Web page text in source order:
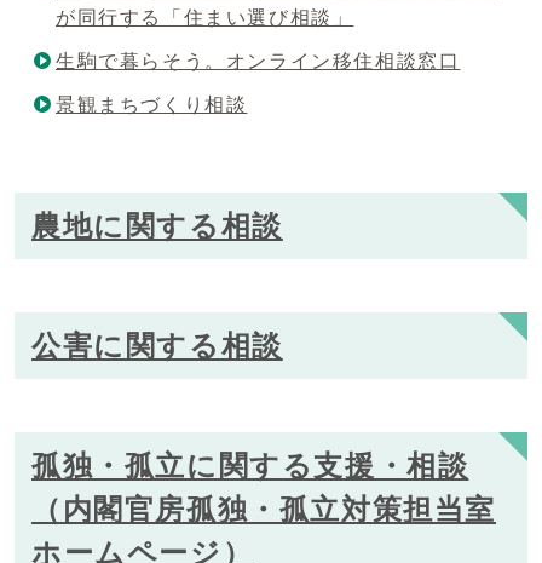
が同行する「住まい選び相談」
生駒で暮らそう。オンライン移住相談窓口
景観まちづくり相談
農地に関する相談
公害に関する相談
孤独・孤立に関する支援・相談
（内閣官房孤独・孤立対策担当室
ホームページ）